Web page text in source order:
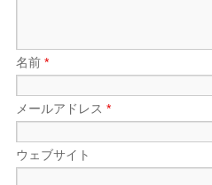
名前*
メールアドレス*
ウェブサイト